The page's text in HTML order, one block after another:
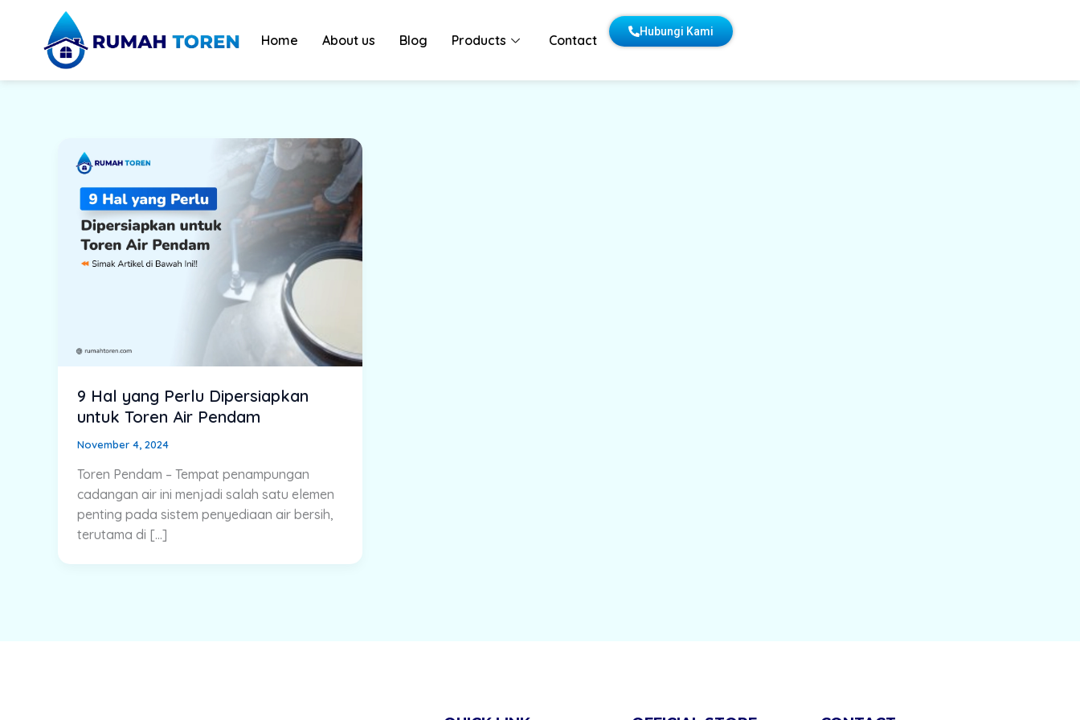
content
Home About us Blog Products Contact
Hubungi Kami
9 Hal yang Perlu Dipersiapkan
untuk Toren Air Pendam
November 4, 2024
Toren Pendam – Tempat penampungan
cadangan air ini menjadi salah satu elemen
penting pada sistem penyediaan air bersih,
terutama di […]